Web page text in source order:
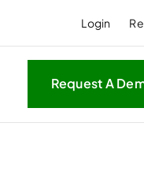
Login
Request A